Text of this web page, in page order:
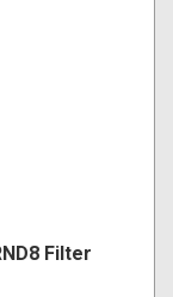
Filter